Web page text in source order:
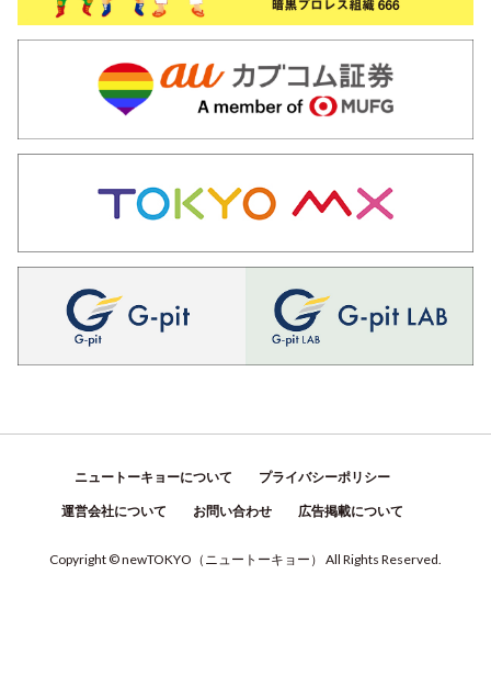
ニュートーキョーについて プライバシーポリシー
運営会社について お問い合わせ 広告掲載について
Copyright © newTOKYO （ ニュートーキョー ） All Rights Reserved.